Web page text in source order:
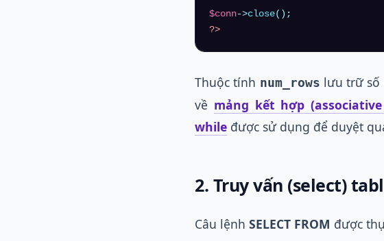
$conn->close
?>
Thuộc tính num_rows lưu trữ số
về mảng kết hợp
while được sử dụng để duyệt
2. Truy vấn (select)
Câu lệnh SELECT FROM được